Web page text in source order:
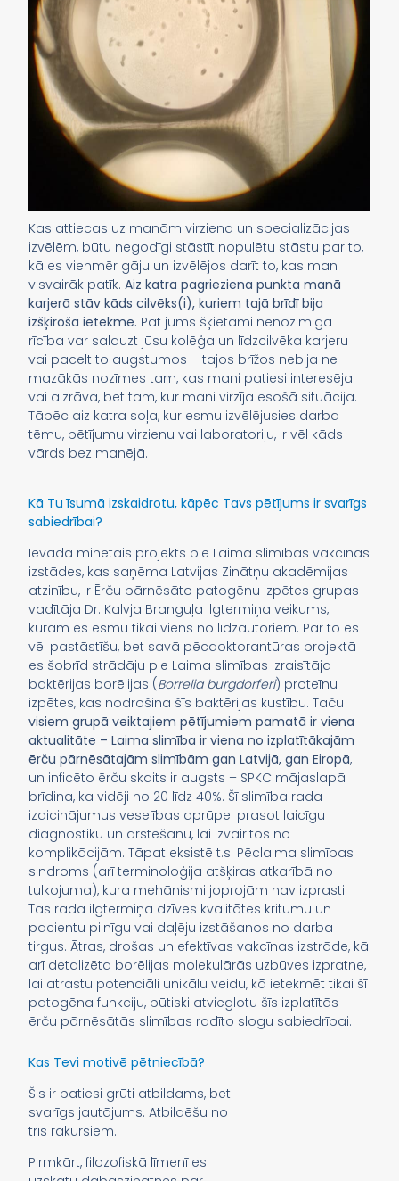
Kas attiecas uz manām virziena un specializācijas
izvēlēm, būtu negodīgi stāstīt nopulētu stāstu par to,
kā es vienmēr gāju un izvēlējos darīt to, kas man
visvairāk patīk.Aiz katra pagrieziena punkta manā
karjerā stāv kāds cilvēks(i), kuriem tajā brīdī bija
izšķiroša ietekme. Pat jums šķietami nenozīmīga
rīcība var salauzt jūsu kolēģa un līdzcilvēka karjeru
vai pacelt to augstumos – tajos brīžos nebija ne
mazākās nozīmes tam, kas mani patiesi interesēja
vai aizrāva, bet tam, kur mani virzīja esošā situācija.
Tāpēc aiz katra soļa, kur esmu izvēlējusies darba
tēmu, pētījumu virzienu vai laboratoriju, ir vēl kāds
vārds bez manējā.
Kā Tu īsumā izskaidrotu, kāpēc Tavs pētījums ir svarīgs
sabiedrībai?
Ievadā minētais projekts pie Laima slimības vakcīnas
izstādes, kas saņēma Latvijas Zinātņu akadēmijas
atzinību, ir Ērču pārnēsāto patogēnu izpētes grupas
vadītāja Dr. Kalvja Branguļa ilgtermiņa veikums,
kuram es esmu tikai viens no līdzautoriem. Par to es
vēl pastāstīšu, bet savā pēcdoktorantūras projektā
es šobrīd strādāju pie Laima slimības izraisītāja
baktērijas borēlijas (Borrelia burgdorferi) proteīnu
izpētes, kas nodrošina šīs baktērijas kustību. Taču
visiem grupā veiktajiem pētījumiem pamatā ir viena
aktualitāte – Laima slimība ir viena no izplatītākajām
ērču pārnēsātajām slimībām gan Latvijā, gan Eiropā,
un inficēto ērču skaits ir augsts – SPKC mājaslapā
brīdina, ka vidēji no 20 līdz 40%. Šī slimība rada
izaicinājumus veselības aprūpei prasot laicīgu
diagnostiku un ārstēšanu, lai izvairītos no
komplikācijām. Tāpat eksistē t.s. Pēclaima slimības
sindroms (arī terminoloģija atšķiras atkarībā no
tulkojuma), kura mehānismi joprojām nav izprasti.
Tas rada ilgtermiņa dzīves kvalitātes kritumu un
pacientu pilnīgu vai daļēju izstāšanos no darba
tirgus. Ātras, drošas un efektīvas vakcīnas izstrāde, kā
arī detalizēta borēlijas molekulārās uzbūves izpratne,
lai atrastu potenciāli unikālu veidu, kā ietekmēt tikai šī
patogēna funkciju, būtiski atvieglotu šīs izplatītās
ērču pārnēsātās slimības radīto slogu sabiedrībai.
Kas Tevi motivē pētniecībā?
Šis ir patiesi grūti atbildams, bet
svarīgs jautājums. Atbildēšu no
trīs rakursiem.
Pirmkārt, filozofiskā līmenī es